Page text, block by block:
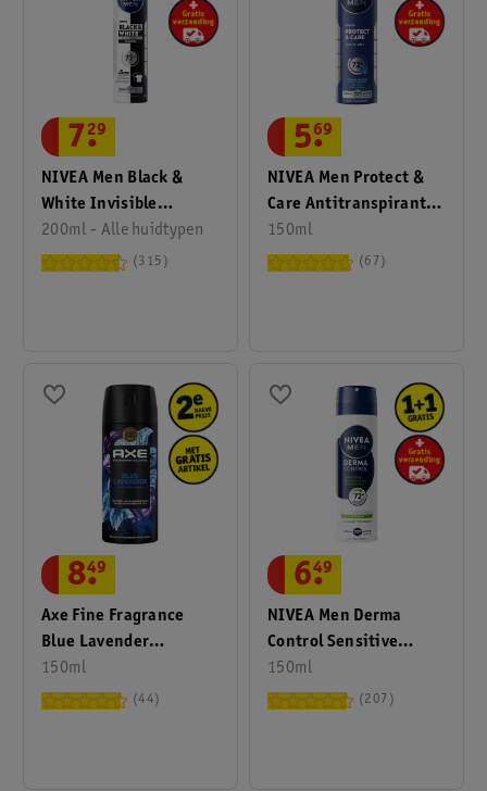
NIVEA Men Black &
White Invisible
Original
Antitranspirant Spray
200ml - Alle huidtypen
7.
29
315
NIVEA Men Protect &
Care Antitranspirant
Spray
150ml
5.
69
67
Axe Fine Fragrance
Blue Lavender
Deodorant Bodyspray
150ml
8.
49
44
NIVEA Men Derma
Control Sensitive
Antitranspirant Spray
150ml
6.
49
207